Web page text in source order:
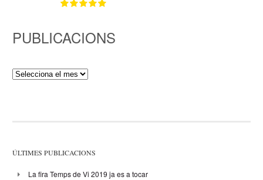
PUBLICACIONS
Publicacions
ÚLTIMES PUBLICACIONS
La fira Temps de Vi 2019 ja es a tocar